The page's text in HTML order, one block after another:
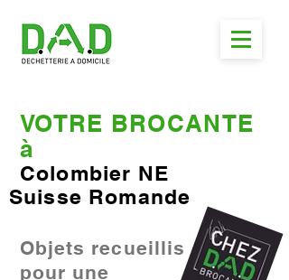
VOTRE BROCANTE
à
Colombier NE
Suisse Romande
Objets recueillis
pour une